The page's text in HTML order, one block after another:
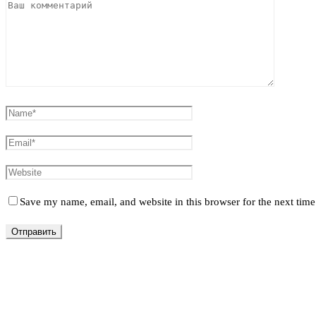
Save my name, email, and website in this browser for the next